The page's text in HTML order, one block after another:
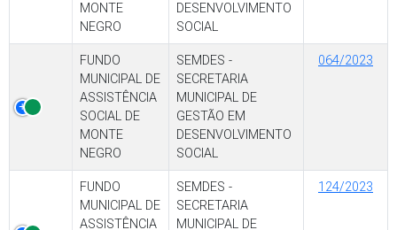
MONTE
NEGRO
DESENVOLVIMENTO
SOCIAL
FUNDO
MUNICIPAL DE
ASSISTÊNCIA
SOCIAL DE
MONTE
NEGRO
SEMDES -
SECRETARIA
MUNICIPAL DE
GESTÃO EM
DESENVOLVIMENTO
SOCIAL
064/2023
FUNDO
MUNICIPAL DE
ASSISTÊNCIA
SEMDES -
SECRETARIA
MUNICIPAL DE
124/2023